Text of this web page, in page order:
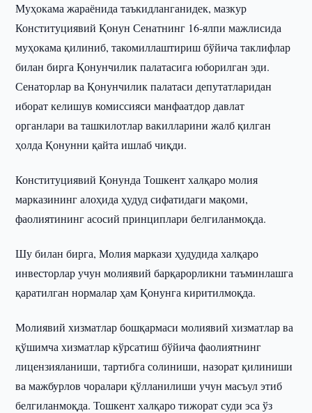
Муҳокама жараёнида таъкидланганидек, мазкур
Конституциявий Қонун Сенатнинг 16-ялпи мажлисида
муҳокама қилиниб, такомиллаштириш бўйича таклифлар
билан бирга Қонунчилик палатасига юборилган эди.
Сенаторлар ва Қонунчилик палатаси депутатларидан
иборат келишув комиссияси манфаатдор давлат
органлари ва ташкилотлар вакилларини жалб қилган
ҳолда Қонунни қайта ишлаб чиқди.
Конституциявий Қонунда Тошкент халқаро молия
марказининг алоҳида ҳудуд сифатидаги мақоми,
фаолиятининг асосий принциплари белгиланмоқда.
Шу билан бирга, Молия маркази ҳудудида халқаро
инвесторлар учун молиявий барқарорликни таъминлашга
қаратилган нормалар ҳам Қонунга киритилмоқда.
Молиявий хизматлар бошқармаси молиявий хизматлар ва
қўшимча хизматлар кўрсатиш бўйича фаолиятнинг
лицензияланиши, тартибга солиниши, назорат қилиниши
ва мажбурлов чоралари қўлланилиши учун масъул этиб
белгиланмоқда. Тошкент халқаро тижорат суди эса ўз